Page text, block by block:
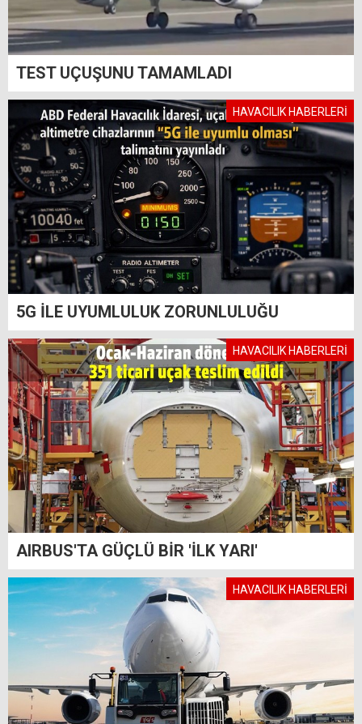
TEST UÇUŞUNU TAMAMLADI
HAVACILIK HABERLERİ
5G İLE UYUMLULUK ZORUNLULUĞU
HAVACILIK HABERLERİ
AIRBUS'TA GÜÇLÜ BİR 'İLK YARI'
HAVACILIK HABERLERİ